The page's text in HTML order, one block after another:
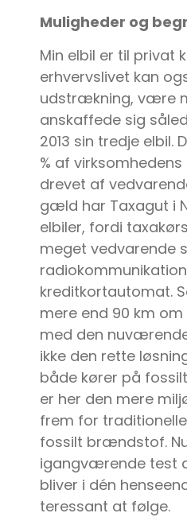
Muligheder og
Min elbil er til privat
erhvervslivet kan
udstrækning, være
anskaffede sig
2013 sin tredje elbil.
% af
drevet af
gæld har Taxagut i
elbiler, fordi
meget vedvarende
kreditkortautomat.
mere end 90 km
med den
ikke den rette
både kører på
er her den mere
frem for traditionelle
fossilt brændstof.
igangværende test
bliver i dén
teressant at følge.